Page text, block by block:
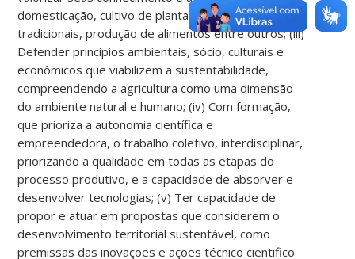
domesticação, cultivo de plantas, saberes
tradicionais, produção de alimentos entre outros; (iii)
Defender princípios ambientais, sócio, culturais e
econômicos que viabilizem a sustentabilidade,
compreendendo a agricultura como uma dimensão
do ambiente natural e humano; (iv) Com formação,
que prioriza a autonomia científica e
empreendedora, o trabalho coletivo, interdisciplinar,
priorizando a qualidade em todas as etapas do
processo produtivo, e a capacidade de absorver e
desenvolver tecnologias; (v) Ter capacidade de
propor e atuar em propostas que considerem o
desenvolvimento territorial sustentável, como
premissas das inovações e ações técnico cientifico